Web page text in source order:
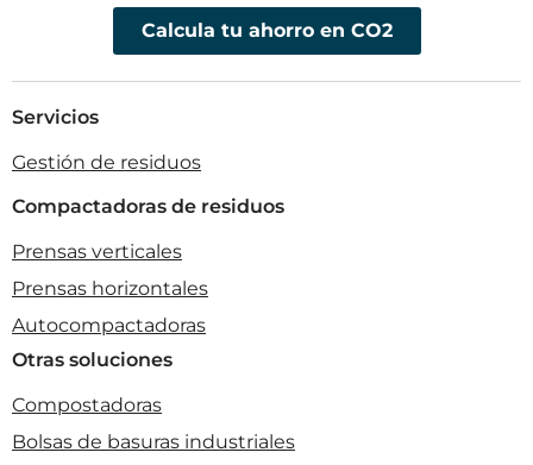
Calcula tu ahorro en CO2
Servicios
Gestión de residuos
Compactadoras de residuos
Prensas verticales
Prensas horizontales
Autocompactadoras
Otras soluciones
Compostadoras
Bolsas de basuras industriales